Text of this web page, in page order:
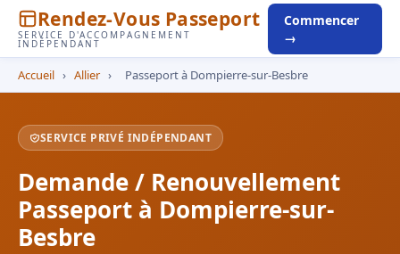
Rendez-Vous Passeport
SERVICE D'ACCOMPAGNEMENT
INDÉPENDANT
Commencer
→
Accueil › Allier › Passeport à Dompierre-sur-Besbre
SERVICE PRIVÉ INDÉPENDANT
Demande / Renouvellement
Passeport à Dompierre-sur-
Besbre